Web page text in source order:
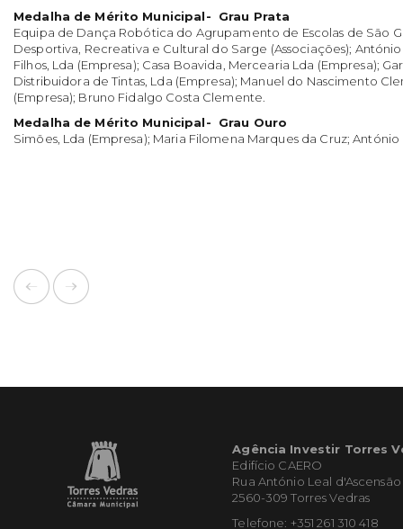
Medalha de Mérito Municipal- Grau Prata
Equipa de Dança Robótica do Agrupamento de Escolas de São
Desportiva, Recreativa e Cultural do Sarge (Associações);
Filhos, Lda (Empresa); Casa Boavida, Mercearia Lda (Empresa);
Distribuidora de Tintas, Lda (Empresa); Manuel do Nascimento
(Empresa); Bruno Fidalgo Costa Clemente.
Medalha de Mérito Municipal- Grau Ouro
Simões, Lda (Empresa); Maria Filomena Marques da Cruz;
Agência Investir Torres
Edifício CAERO
Rua António Leal d'Ascensão
2560-309 Torres Vedras
Telefone: +351 261 310 418